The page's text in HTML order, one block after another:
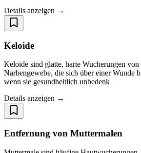
Details anzeigen →
Keloide
Keloide sind glatte, harte Wucherungen von
Narbengewebe, die sich über einer Wunde
wenn sie gesundheitlich unbedenk
Details anzeigen →
Entfernung von Muttermalen